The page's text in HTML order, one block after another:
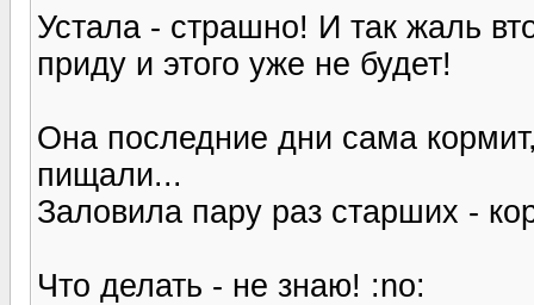
Устала - страшно! И так жаль
приду и этого уже не будет!
Она последние дни сама
пищали...
Заловила пару раз старших -
Что делать - не знаю! :no: